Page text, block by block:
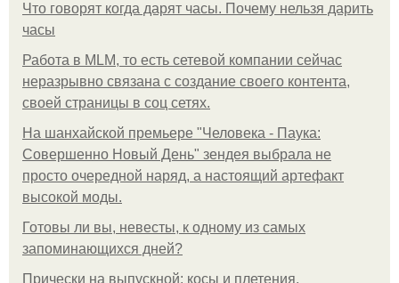
Что говорят когда дарят часы. Почему нельзя дарить
часы
Работа в MLM, то есть сетевой компании сейчас
неразрывно связана с создание своего контента,
своей страницы в соц сетях.
На шанхайской премьере "Человека - Паука:
Совершенно Новый День" зендея выбрала не
просто очередной наряд, а настоящий артефакт
высокой моды.
Готовы ли вы, невесты, к одному из самых
запоминающихся дней?
Прически на выпускной: косы и плетения.